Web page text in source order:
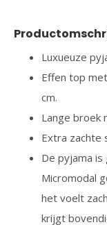
Luxueuze
Effen top
cm.
Lange broek
Extra zachte
De pyjama is
Micromodal
het voelt
krijgt